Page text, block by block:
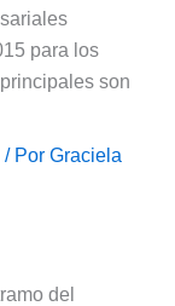
para los
son
/ Por Graciela
del